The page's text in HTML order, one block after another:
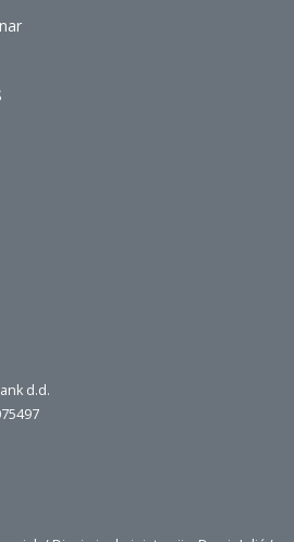
d.d.